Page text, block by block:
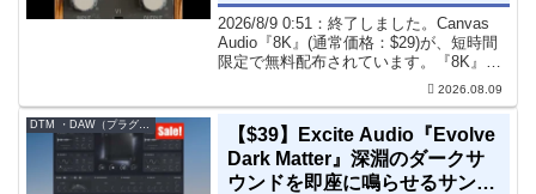
2026/8/9 0:51：終了しました。Canvas
Audio『8K』(通常価格：$29)が、短時間
限定で無料配布されています。『8K』
は、手軽に高域の存在感とアナログ的な
2026.08.09
【$39】Excite Audio『Evolve
Dark Matter』深淵のダークサ
ウンドを即座に鳴らせるサンプ